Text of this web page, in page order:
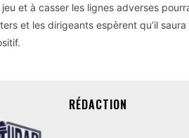
et à casser les lignes adverses
et les dirigeants espèrent qu’il
RÉDACTION